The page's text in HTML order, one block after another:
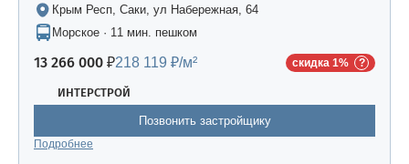
Крым Респ, Саки, ул Набережная, 64
Морское · 11 мин. пешком
13 266 000 ₽218 119 ₽/м² скидка 1%
ИНТЕРСТРОЙ
Позвонить застройщику
Подробнее